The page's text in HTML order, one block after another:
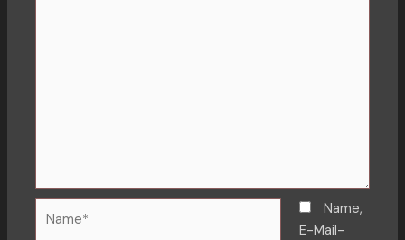
Name,
E-Mail-